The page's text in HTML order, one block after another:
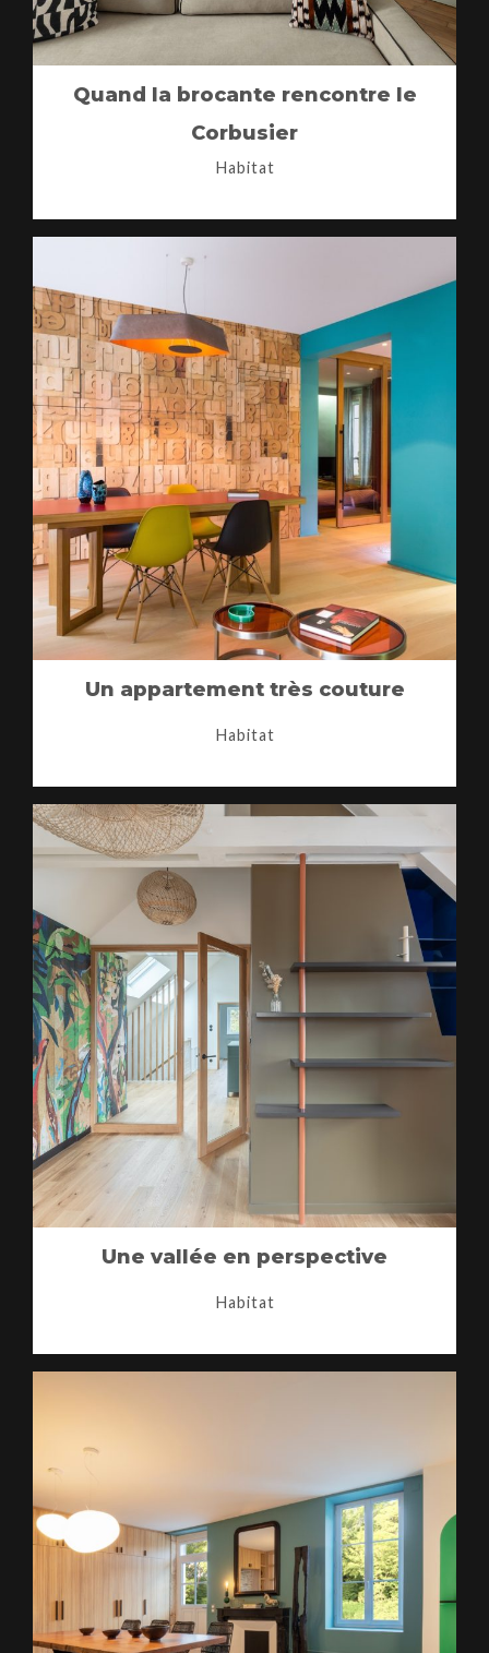
Quand la brocante rencontre le
Corbusier
Habitat
Un appartement très couture
Habitat
Une vallée en perspective
Habitat